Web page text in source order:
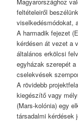
feltételeiről
viselkedésmódokat,
A harmadik fejezet
kérdésen át vezet a
általános erkölcsi
egyházak szerepét
cselekvések
A rövidebb
kiegészítő vagy
(Mars-kolónia) egy
társadalmi kérdések